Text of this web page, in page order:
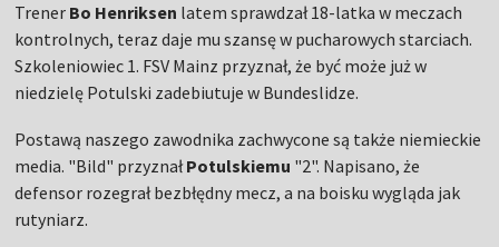
Trener Bo Henriksen latem sprawdzał 18-latka w meczach
kontrolnych, teraz daje mu szansę w pucharowych starciach.
Szkoleniowiec 1. FSV Mainz przyznał, że być może już w
niedzielę Potulski zadebiutuje w Bundeslidze.
Postawą naszego zawodnika zachwycone są także niemieckie
media. "Bild" przyznałPotulskiemu "2". Napisano, że
defensor rozegrał bezbłędny mecz, a na boisku wygląda jak
rutyniarz.